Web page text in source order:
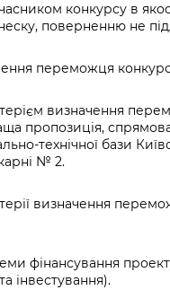
конкурсу в
поверненню не
переможця
визначення
пропозиція,
технічної бази
№ 2.
визначення
фінансування
інвестування).